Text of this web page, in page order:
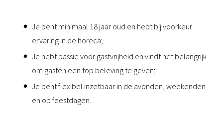
Je bent minimaal 18 jaar oud en hebt bij voorkeur
ervaring in de horeca;
Je hebt passie voor gastvrijheid en vindt het belangrijk
om gasten een top beleving te geven;
Je bent flexibel inzetbaar in de avonden, weekenden
en op feestdagen.